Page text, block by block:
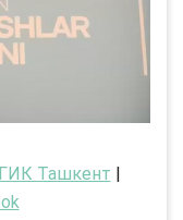
Ташкент